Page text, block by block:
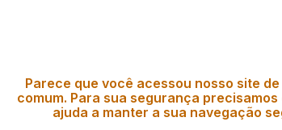
Parece que você acessou nosso site
comum. Para sua segurança
ajuda a manter a sua navegação